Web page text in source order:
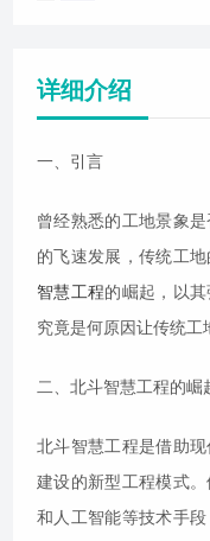
详细介绍
一、引言
曾经熟悉的工地景象
的飞速发展，传统工
智慧工程的崛起，以
究竟是何原因让传统工
二、北斗智慧工程的崛
北斗智慧工程是借助
建设的新型工程模式
和人工智能等技术手